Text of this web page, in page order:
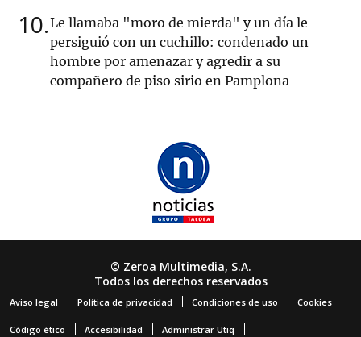
10 Le llamaba "moro de mierda" y un día le
persiguió con un cuchillo: condenado un
hombre por amenazar y agredir a su
compañero de piso sirio en Pamplona
© Zeroa Multimedia, S.A.
Todos los derechos reservados
Aviso legal Política de privacidad Condiciones de uso Cookies
Código ético Accesibilidad Administrar Utiq